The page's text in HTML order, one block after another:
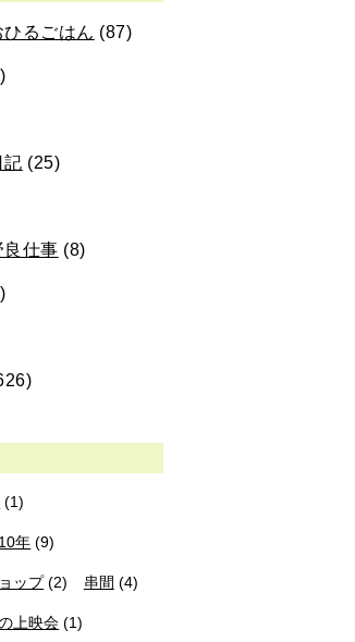
るごはん (87)
記 (25)
良仕事 (8)
(1)
年 (9)
ップ(2) 串間 (4)
上映会 (1)